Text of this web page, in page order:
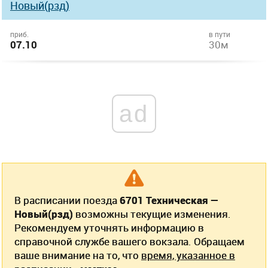
Новый(рзд)
приб.
07.10
в пути
30м
ad
В расписании поезда6701 Техническая —
Новый(рзд) возможны текущие изменения.
Рекомендуем уточнять информацию в
справочной службе вашего вокзала. Обращаем
ваше внимание на то, что время, указанное в